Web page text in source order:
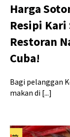
Harga
Resipi Kari
Restoran
Cuba!
Bagi pelanggan
makan di [...]